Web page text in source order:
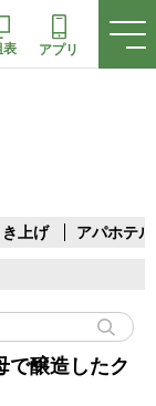
表 アプリ
上げ アパホテル
で醸造したク